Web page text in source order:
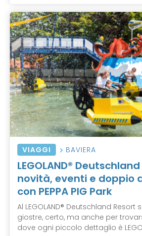
VIAGGI BAVIERA
LEGOLAND®
novità, eventi e doppio
con PEPPA PIG Park
Al LEGOLAND® Deutschland Resort
giostre, certo, ma anche per
dove ogni piccolo dettaglio è